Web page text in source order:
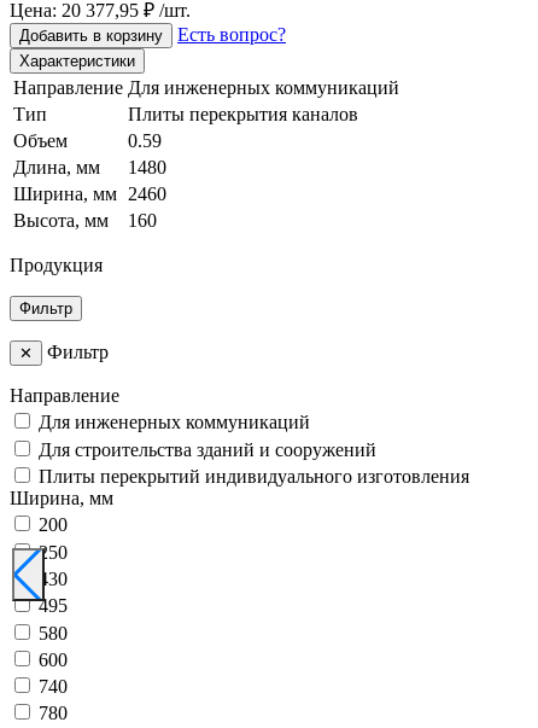
Цена: 20 377,95 ₽ /шт.
Добавить в корзину Есть вопрос?
Характеристики
Направление Для инженерных коммуникаций
Тип
Плиты перекрытия каналов
Объем
0.59
Длина, мм
1480
Ширина, мм 2460
Высота, мм
160
Продукция
Фильтр
✕ Фильтр
Направление
Для инженерных коммуникаций
Для строительства зданий и сооружений
Плиты перекрытий индивидуального изготовления
Ширина, мм
200
250
430
495
580
600
740
780